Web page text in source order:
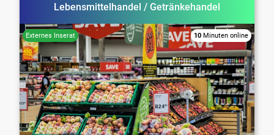
Lebensmittelhandel / Getränkehandel
10 Minuten online